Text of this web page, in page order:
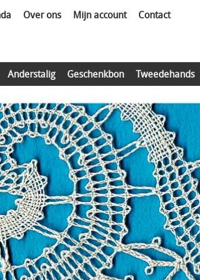
Over ons Mijn account Contact
Anderstalig Geschenkbon Tweedehands